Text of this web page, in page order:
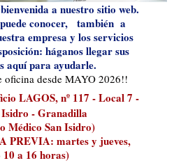
a nuestro sitio web.
conocer, también a
empresa y los servicios
háganos llegar sus
aquí para ayudarle.
oficina desde MAYO 2026!!
LAGOS, nº 117 - Local 7 -
Isidro - Granadilla
Médico San Isidro)
PREVIA: martes y jueves,
a 16 horas)